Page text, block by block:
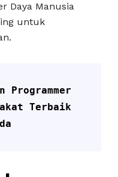
Daya Manusia
untuk
Programmer
Terbaik